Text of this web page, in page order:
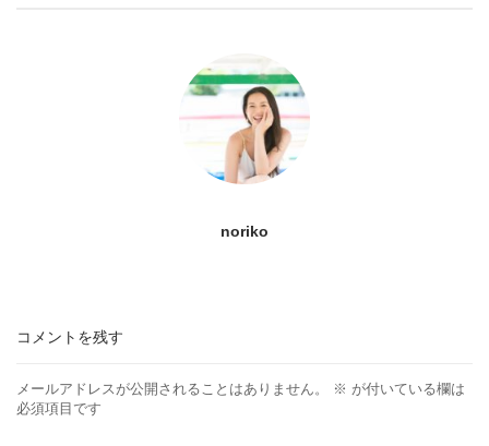
noriko
コメントを残す
メールアドレスが公開されることはありません。 ※ が付いている欄は
必須項目です